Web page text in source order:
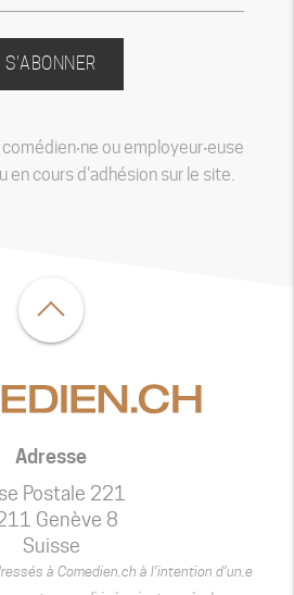
S'ABONNER
ou employeur‧euse
en cours d'adhésion sur le site.
Adresse
Postale 221
Genève 8
Suisse
à Comedien.ch à l’intention d’un.e